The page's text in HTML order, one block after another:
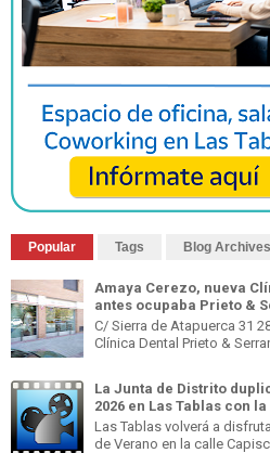
Popular Tags Blog Archives
Amaya Cerezo, nueva
antes ocupaba Prieto &
C/ Sierra de Atapuerca 31
Clínica Dental Prieto &
La Junta de Distrito
2026 en Las Tablas con
Las Tablas volverá a
de Verano en la calle